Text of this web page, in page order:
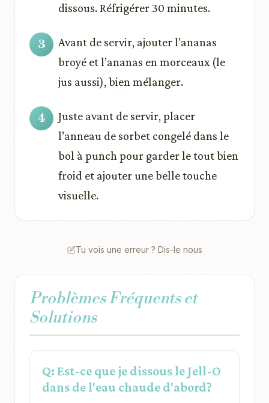
dissous. Réfrigérer 30 minutes.
Avant de servir, ajouter l’ananas
broyé et l’ananas en morceaux (le
jus aussi), bien mélanger.
Juste avant de servir, placer
l’anneau de sorbet congelé dans le
bol à punch pour garder le tout bien
froid et ajouter une belle touche
visuelle.
Tu vois une erreur ? Dis-le nous
Problèmes Fréquents et
Solutions
Q: Est-ce que je dissous le Jell-O
dans de l'eau chaude d'abord?